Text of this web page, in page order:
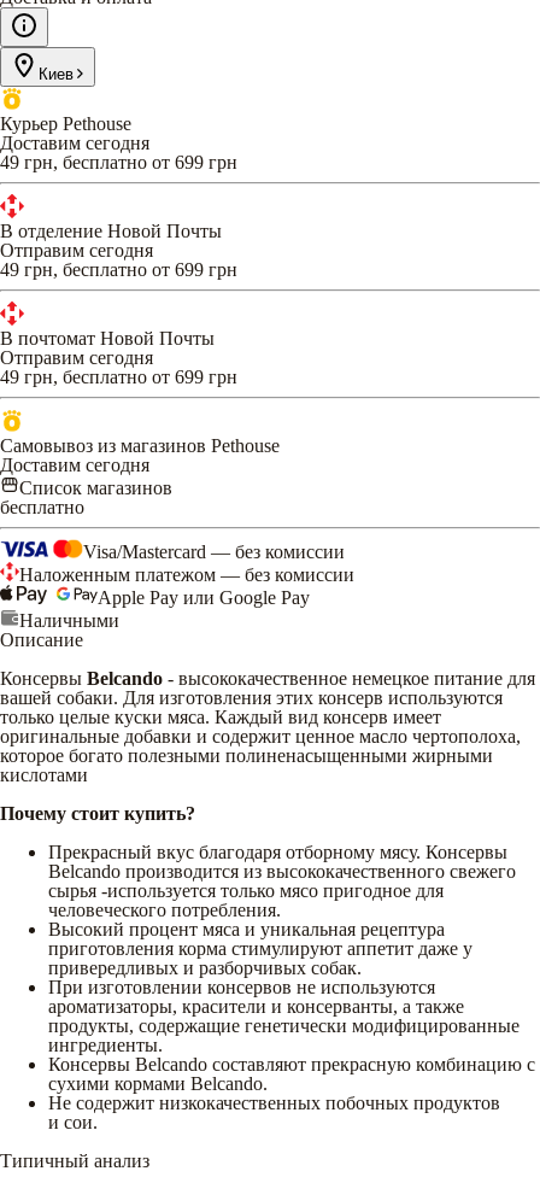
Киев
Курьер Pethouse
Доставим сегодня
49 грн, бесплатно от 699 грн
В отделение Новой Почты
Отправим сегодня
49 грн, бесплатно от 699 грн
В почтомат Новой Почты
Отправим сегодня
49 грн, бесплатно от 699 грн
Самовывоз из магазинов Pethouse
Доставим сегодня
Список магазинов
бесплатно
Visa/Mastercard — без комиссии
Наложенным платежом — без комиссии
Apple Pay или Google Pay
Наличными
Описание
Консервы Belcando - высококачественное немецкое питание для
вашей собаки. Для изготовления этих консерв используются
только целые куски мяса. Каждый вид консерв имеет
оригинальные добавки и содержит ценное масло чертополоха,
которое богато полезными полиненасыщенными жирными
кислотами
Почему стоит купить?
Прекрасный вкус благодаря отборному мясу. Консервы
Belcando производится из высококачественного свежего
сырья -используется только мясо пригодное для
человеческого потребления.
Высокий процент мяса и уникальная рецептура
приготовления корма стимулируют аппетит даже у
привередливых и разборчивых собак.
При изготовлении консервов не используются
ароматизаторы, красители и консерванты, а также
продукты, содержащие генетически модифицированные
ингредиенты.
Консервы Belcando составляют прекрасную комбинацию с
сухими кормами Belcando.
Не содержит низкокачественных побочных продуктов
и сои.
Типичный анализ